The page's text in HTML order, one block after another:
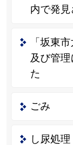
内で発見
「坂東
及び管
た
ごみ
し尿処理